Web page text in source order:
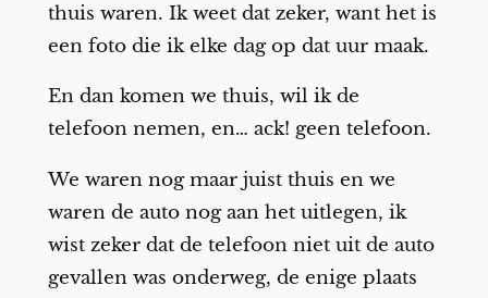
thuis waren. Ik weet dat zeker, want het is
een foto die ik elke dag op dat uur maak.
En dan komen we thuis, wil ik de
telefoon nemen, en… ack! geen telefoon.
We waren nog maar juist thuis en we
waren de auto nog aan het uitlegen, ik
wist zeker dat de telefoon niet uit de auto
gevallen was onderweg, de enige plaats